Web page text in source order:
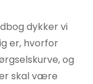
dykker vi
er, hvorfor
og
skal være